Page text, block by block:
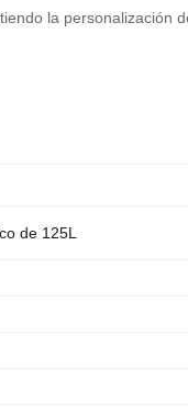
la
de 125L